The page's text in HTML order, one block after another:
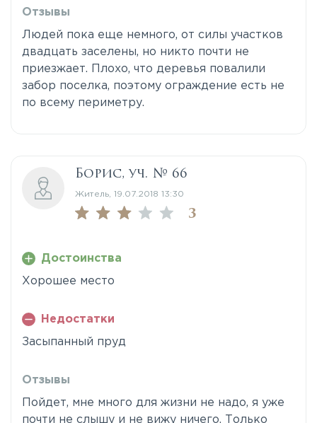
Отзывы
Людей пока еще немного, от силы участков
двадцать заселены, но никто почти не
приезжает. Плохо, что деревья повалили
забор поселка, поэтому ограждение есть не
по всему периметру.
Борис, уч. № 66
Житель, 19.07.2018 13:30
3
Достоинства
Хорошее место
Недостатки
Засыпанный пруд
Отзывы
Пойдет, мне много для жизни не надо, я уже
почти не слышу и не вижу ничего. Только